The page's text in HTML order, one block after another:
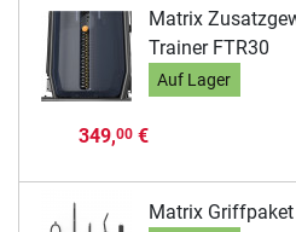
Matrix
Trainer FTR30
Auf Lager
349,00€
Matrix